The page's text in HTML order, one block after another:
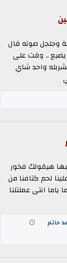
وجلجل صوته قال
.. وقت على
واحد شاي
هيقولك فخور
لحم كتافنا من
انتى عملتلنا
حاتم